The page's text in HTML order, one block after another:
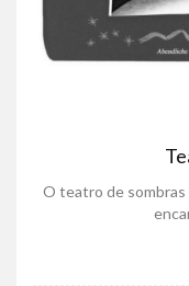
O teatro de sombras